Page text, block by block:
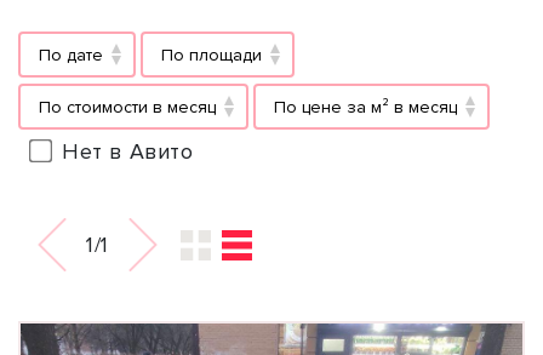
По дате По площади
По стоимости в месяц По цене за м² в месяц
Нет в Авито
1/1